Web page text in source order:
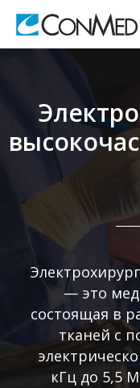
— это
состоящая в
тканей с
кГц до 5,5